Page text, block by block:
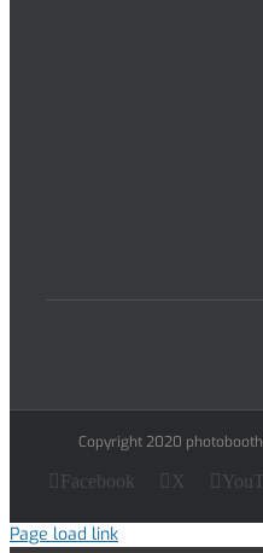
Copyright 2020
Facebook X
Page load link